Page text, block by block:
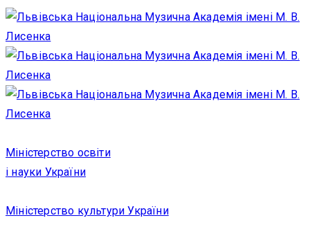
Міністерство освіти
і науки України
Міністерство культури України